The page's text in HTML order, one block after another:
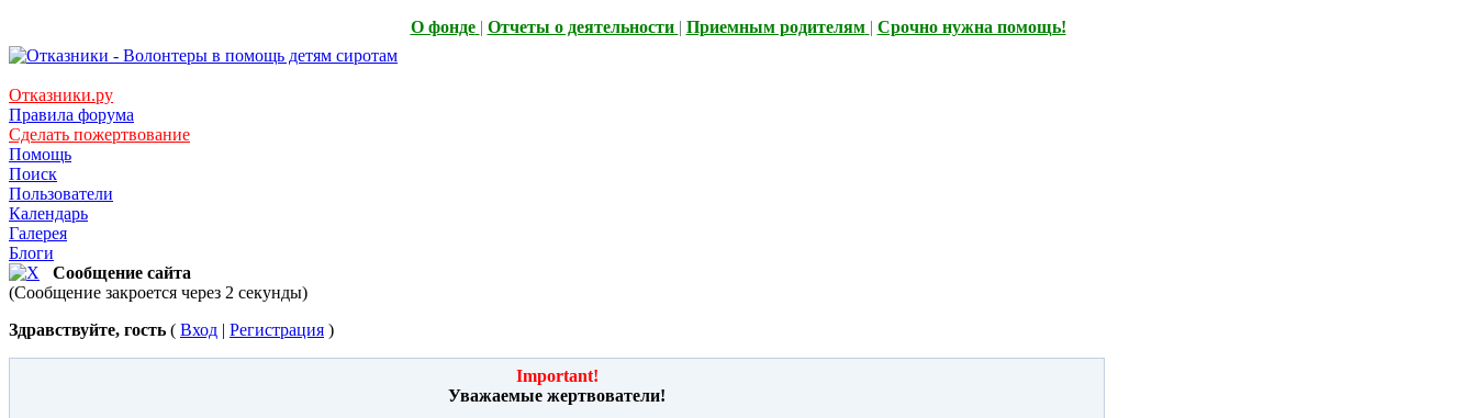
О фонде | Отчеты о деятельности | Приемным родителям | Срочно нужна помощь!
Отказники.ру
Правила форума
Сделать пожертвование
Помощь
Поиск
Пользователи
Календарь
Галерея
Блоги
Сообщение сайта
(Сообщение закроется через 2 секунды)
Здравствуйте, гость ( Вход | Регистрация )
Important!
Уважаемые жертвователи!